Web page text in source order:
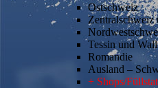
Ostschweiz
Zentralschweiz
Tessin und
Romandie
Ausland –
+ Shops/